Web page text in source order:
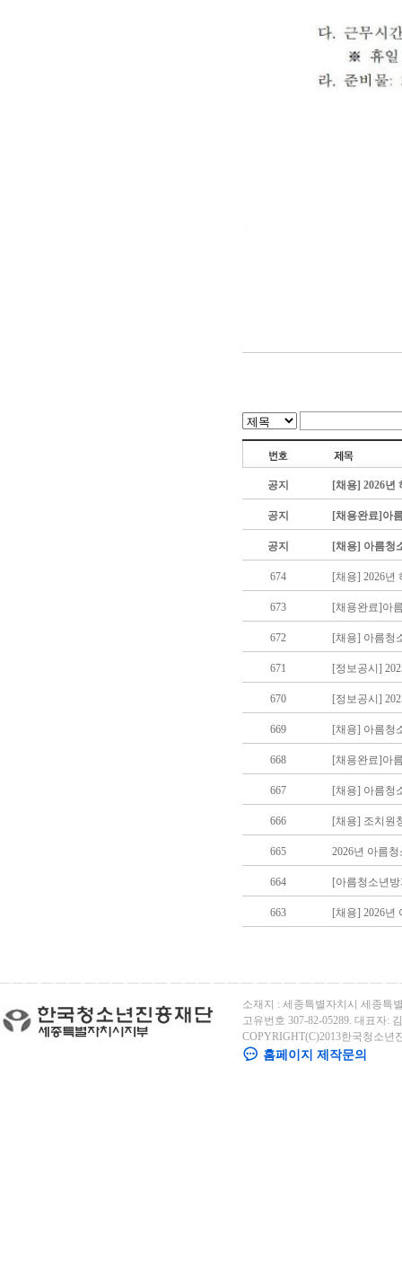
공지 [채용] 2026년
공지 [채용완료]아
공지 [채용] 아름청
674 [채용] 2026년
673 [채용완료]아
672 [채용] 아름청
671 [정보공시]
670 [정보공시]
669 [채용] 아름청
668 [채용완료]아
667 [채용] 아름청
666 [채용] 조치원
665 2026년 아름
664 [아름청소년
663 [채용] 2026년
소재지 : 세종특별자치시 세종특
고유번호 307-82-05289. 대표자:
COPYRIGHT(C)2013한국청소년
홈페이지 제작문의